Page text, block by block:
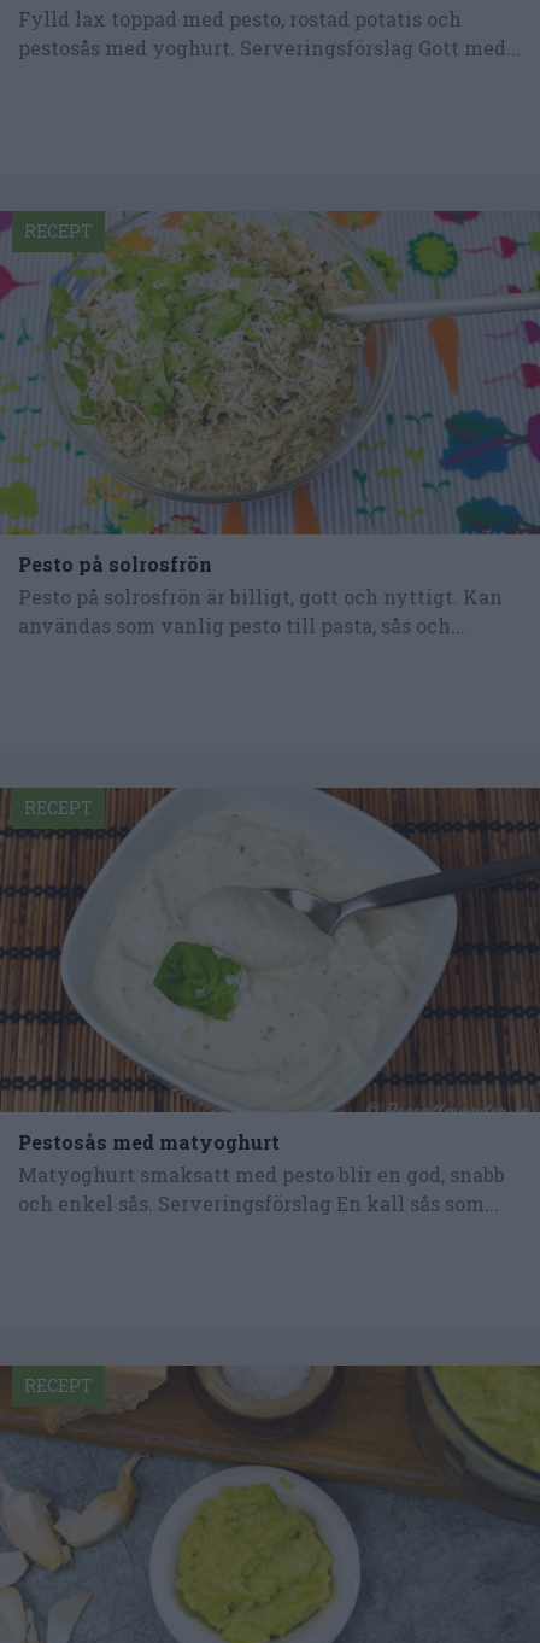
Fylld lax toppad med pesto, rostad potatis och
pestosås med yoghurt. Serveringsförslag Gott med...
Pesto på solrosfrön
Pesto på solrosfrön är billigt, gott och nyttigt. Kan
användas som vanlig pesto till pasta, sås och...
RECEPT
Pestosås med matyoghurt
Matyoghurt smaksatt med pesto blir en god, snabb
och enkel sås. Serveringsförslag En kall sås som...
RECEPT
RECEPT